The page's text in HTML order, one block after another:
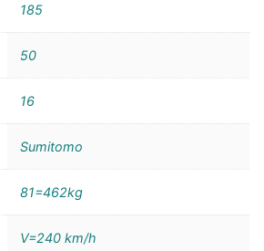
185
50
16
Sumitomo
81=462kg
V=240 km/h